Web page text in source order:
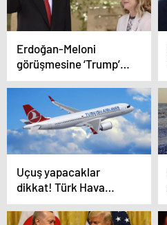
Erdoğan-Meloni
görüşmesine ‘Trump’
engeli
Uçuş yapacaklar
dikkat! Türk Hava
Yolları (THY) iptal olan
seferleri duyurdu